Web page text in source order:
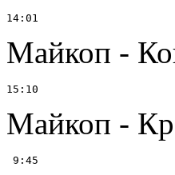
Майкоп -
Майкоп -